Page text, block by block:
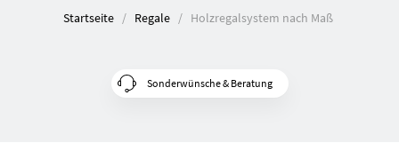
Startseite Regale Holzregalsystem nach Maß
Sonderwünsche & Beratung